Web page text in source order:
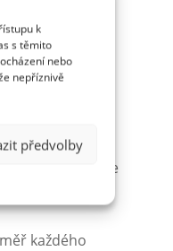
k
s těmito
nebo
nepříznivě
předvolby
jen pověsím
zúží tak, aby se
každého